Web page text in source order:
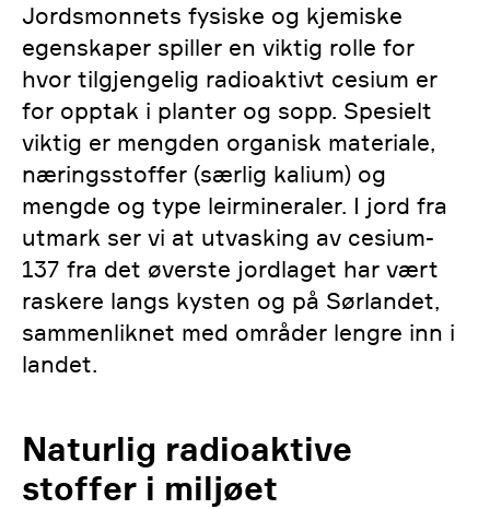
Jordsmonnets fysiske og kjemiske
egenskaper spiller en viktig rolle for
hvor tilgjengelig radioaktivt cesium er
for opptak i planter og sopp. Spesielt
viktig er mengden organisk materiale,
næringsstoffer (særlig kalium) og
mengde og type leirmineraler. I jord fra
utmark ser vi at utvasking av cesium-
137 fra det øverste jordlaget har vært
raskere langs kysten og på Sørlandet,
sammenliknet med områder lengre inn i
landet.
Naturlig radioaktive
stoffer i miljøet